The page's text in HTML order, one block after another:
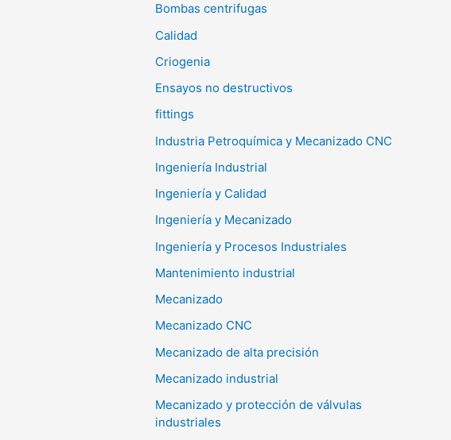
Bombas centrifugas
Calidad
Criogenia
Ensayos no destructivos
fittings
Industria Petroquímica y Mecanizado CNC
Ingeniería Industrial
Ingeniería y Calidad
Ingeniería y Mecanizado
Ingeniería y Procesos Industriales
Mantenimiento industrial
Mecanizado
Mecanizado CNC
Mecanizado de alta precisión
Mecanizado industrial
Mecanizado y protección de válvulas
industriales